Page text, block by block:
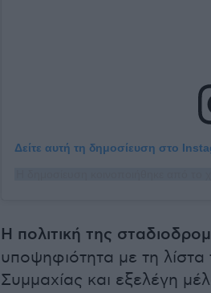
Δείτε αυτή τη δημοσίευση στο
Η πολιτική της
υποψηφιότητα με τη
Συμμαχίας και εξελέγη